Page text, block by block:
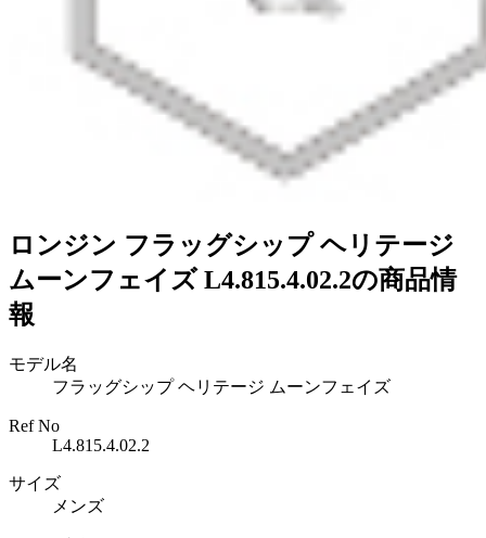
ロンジン フラッグシップ ヘリテージ
ムーンフェイズ L4.815.4.02.2の商品情
報
モデル名
フラッグシップ ヘリテージ ムーンフェイズ
Ref No
L4.815.4.02.2
サイズ
メンズ